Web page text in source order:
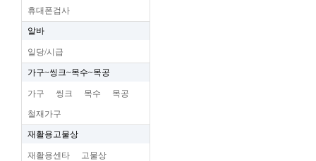
휴대폰검사
알바
일당/시급
가구~씽크~목수~목공
가구 씽크 목수 목공
철재가구
재활용고물상
재활용센타 고물상